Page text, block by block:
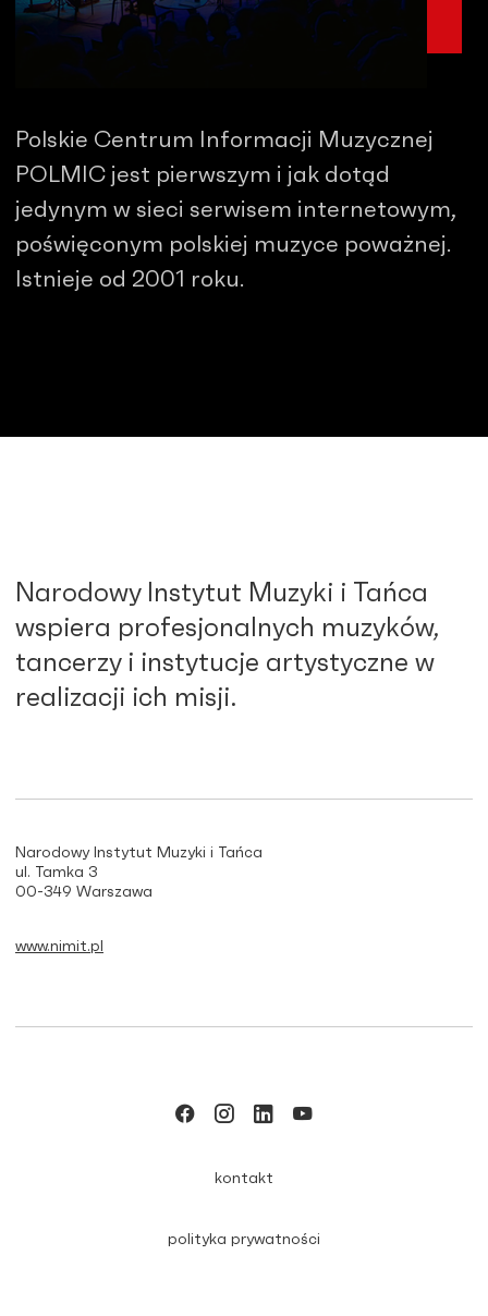
Polskie Centrum Informacji Muzycznej
POLMIC jest pierwszym i jak dotąd
jedynym w sieci serwisem internetowym,
poświęconym polskiej muzyce poważnej.
Istnieje od 2001 roku.
Narodowy Instytut Muzyki i Tańca
wspiera profesjonalnych muzyków,
tancerzy i instytucje artystyczne w
realizacji ich misji.
Narodowy Instytut Muzyki i Tańca
ul. Tamka 3
00-349 Warszawa
www.nimit.pl
kontakt
polityka prywatności